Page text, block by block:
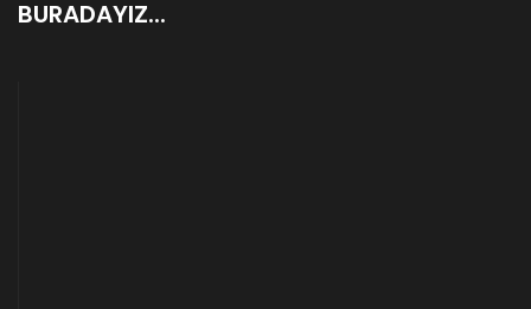
BURADAYIZ...